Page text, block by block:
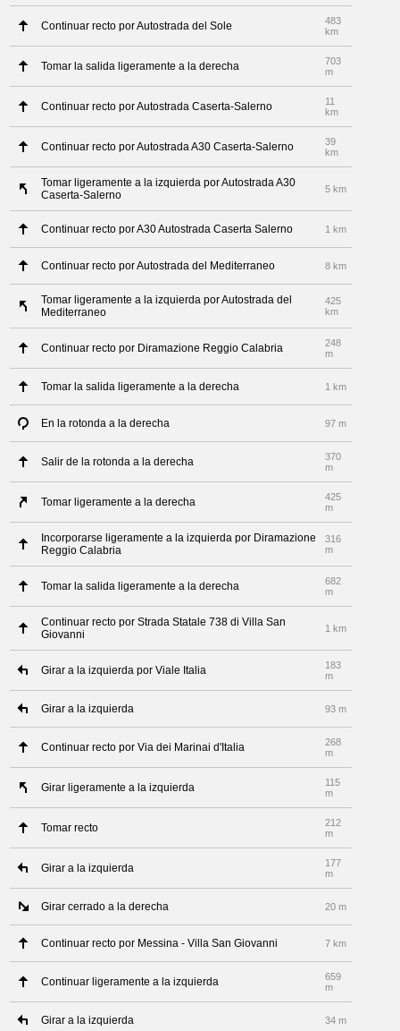
Continuar recto por Autostrada del Sole
483
km
Tomar la salida ligeramente a la derecha
703
m
Continuar recto por Autostrada Caserta-Salerno
11
km
Continuar recto por Autostrada A30 Caserta-Salerno
39
km
Tomar ligeramente a la izquierda por Autostrada A30
Caserta-Salerno
5 km
Continuar recto por A30 Autostrada Caserta Salerno 1 km
Continuar recto por Autostrada del Mediterraneo 8 km
Tomar ligeramente a la izquierda por Autostrada del
Mediterraneo
425
km
Continuar recto por Diramazione Reggio Calabria
248
m
Tomar la salida ligeramente a la derecha 1 km
En la rotonda a la derecha 97 m
Salir de la rotonda a la derecha
370
m
Tomar ligeramente a la derecha
425
m
Incorporarse ligeramente a la izquierda por Diramazione
Reggio Calabria
316
m
Tomar la salida ligeramente a la derecha
682
m
Continuar recto por Strada Statale 738 di Villa San
Giovanni
1 km
Girar a la izquierda por Viale Italia
183
m
Girar a la izquierda 93 m
Continuar recto por Via dei Marinai d'Italia
268
m
Girar ligeramente a la izquierda
115
m
Tomar recto
212
m
Girar a la izquierda
177
m
Girar cerrado a la derecha 20 m
Continuar recto por Messina - Villa San Giovanni 7 km
Continuar ligeramente a la izquierda
659
m
Girar a la izquierda 34 m